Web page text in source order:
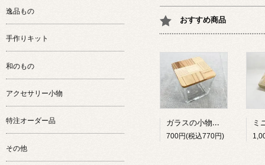
おすすめ商品
ガラスの小物入れ（大）
700円(税込770円)
逸品もの
手作りキット
和のもの
アクセサリー小物
特注オーダー品
その他